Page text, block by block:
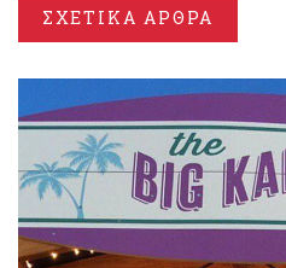
ΣΧΕΤΙΚΑ ΑΡΘΡΑ